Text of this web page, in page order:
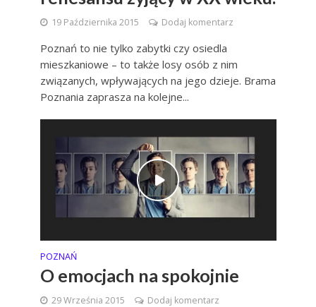
19 Października 2015 Dodaj komentarz
Poznań to nie tylko zabytki czy osiedla
mieszkaniowe – to także losy osób z nim
związanych, wpływających na jego dzieje. Brama
Poznania zaprasza na kolejne...
POZNAŃ
O emocjach na spokojnie
29 Września 2015 Dodaj komentarz